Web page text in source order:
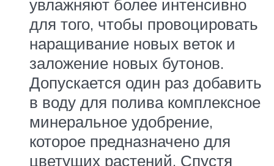
увлажняют более интенсивно
для того, чтобы провоцировать
наращивание новых веток и
заложение новых бутонов.
Допускается один раз добавить
в воду для полива комплексное
минеральное удобрение,
которое предназначено для
цветущих растений. Спустя